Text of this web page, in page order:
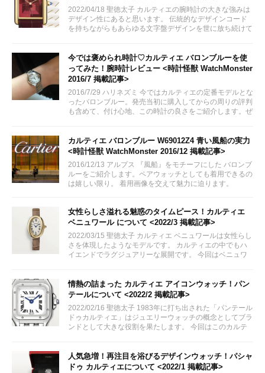
2022/04/18 聖徳太子 カルティエの腕時計の大きな強みは
デザイン性にあると思います。 伝統的なデザインコード
を持ちながらもあらゆる文字盤デザインを世に放ち続けて
用されています。...
今では褒められ時計♡カルティエ バロンブルーを使
ってみた！腕時計レビュー <時計怪獣 WatchMonster
2016/7 掲載記事>
2016/7/29 ハリネズミ 今ではカルティエの定番モデルとな
ったバロンブルー。発売当初に購入してからの周りの評判
も含めて、付け心地、この時計の良さをご紹介します。ぜ
カルティエ バロンブルー W69012Z4 青い風船の実力
<時計怪獣 WatchMonster 2016/12 掲載記事>
2016/12/13 アルプス 『風船』をモチーフにした バロンブ
ルーをご紹介します。ペアウォッチとしても着用できるの
は嬉しい限り。 着用画像を交えて魅力に迫ります。
女性らしさ溢れる魅惑のタイムピース！カルティエ
ベニュワール について <2022/3 掲載記事>
2022/03/15 聖徳太子 カルティエ ベニュワールは女性らし
さを体現したようなモデルです。 カルティエの中でもハ
イエンドでラグジュアリーな展開です。 今回はベニュワ
情熱の詰まった カルティエ アイコンウォッチ！パン
テールについて <2022/2 掲載記事>
2022/02/16 聖徳太子 1983年に打ち出された「パンテール
ドゥカルティエ」はジュエリーウォッチの概念としてブラ
ンドとして大きな役割を果たします。 今回はこのカルテ
人気急増！再注目を浴びるデザインウォッチ！パシャ
ドゥ カルティエについて <2022/1 掲載記事>